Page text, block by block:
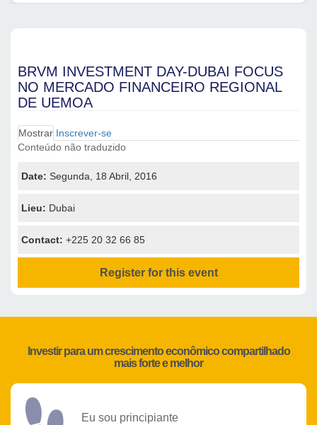
BRVM INVESTMENT DAY-DUBAI FOCUS
NO MERCADO FINANCEIRO REGIONAL
DE UEMOA
Separadores primários
Mostrar (separador
ativo)
Inscrever-se
Conteúdo não traduzido
Date: Segunda, 18 Abril, 2016
Lieu: Dubai
Contact: +225 20 32 66 85
Register for this event
Investir para um crescimento econômico compartilhado
mais forte e melhor
Eu sou principiante